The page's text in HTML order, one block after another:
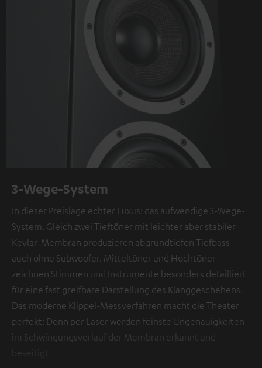
3-Wege-System
In dieser Preislage echter Luxus: das aufwendige 3-Wege-
System. Gleich zwei Tieftöner mit leichter aber stabiler
Kevlar-Membran produzieren abgrundtiefen Tiefbass
auch ohne Subwoofer. Mitteltöner und Hochtöner
zeichnen Stimmen und Instrumente besonders detailliert
für eine fast greifbare Darstellung des Klanggeschehens.
Das moderne Klippel-Messverfahren macht die Theater
perfekt: Denn per Laser werden feinste Ungenauigkeiten
im Schwingungsverlauf der Membran erkannt und